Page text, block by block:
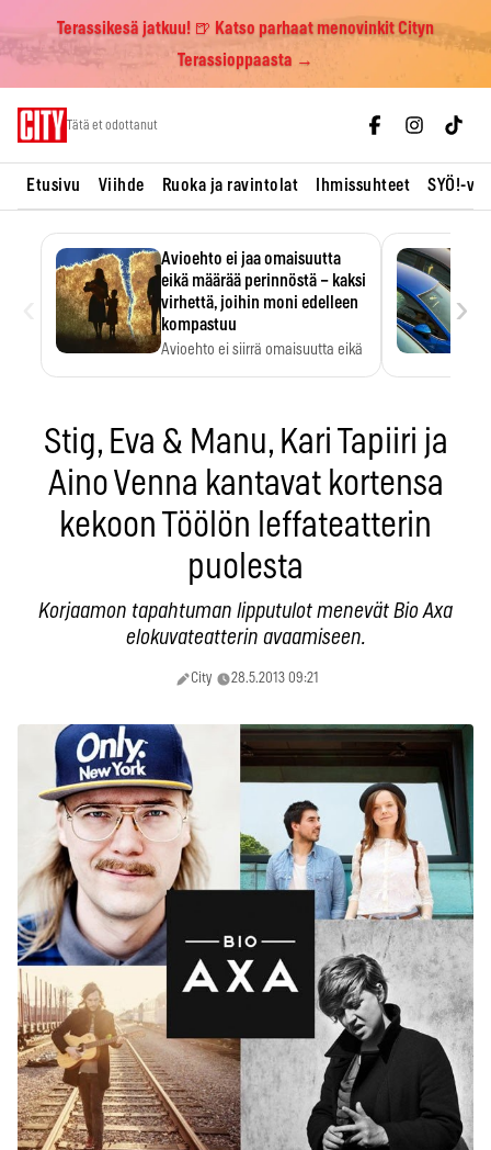
Terassikesä jatkuu! 🍺 Katso parhaat menovinkit Cityn
Terassioppaasta →
Tätä et odottanut
Etusivu Viihde Ruoka ja ravintolat Ihmissuhteet SYÖ!-
Avioehto ei jaa omaisuutta
eikä määrää perinnöstä – kaksi
virhettä, joihin moni edelleen
kompastuu
Avioehto ei siirrä omaisuutta eikä
›
Stig, Eva & Manu, Kari Tapiiri ja
Aino Venna kantavat kortensa
kekoon Töölön leffateatterin
puolesta
Korjaamon tapahtuman lipputulot menevät Bio Axa
elokuvateatterin avaamiseen.
City 28.5.2013 09:21